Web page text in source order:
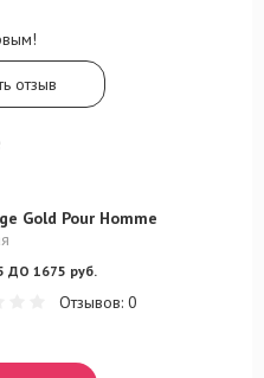
отзыв
Gold Pour Homme
ДО 1675 руб.
Отзывов: 0